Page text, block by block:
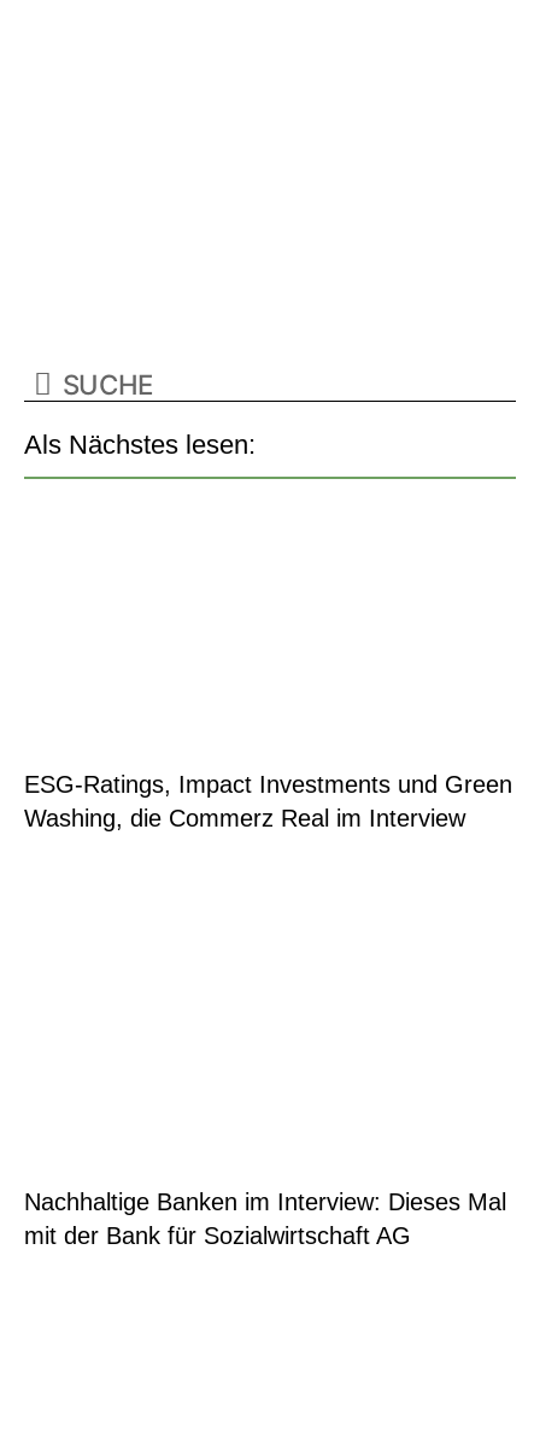
Als Nächstes lesen:
ESG-Ratings, Impact Investments und Green
Washing, die Commerz Real im Interview
Nachhaltige Banken im Interview: Dieses Mal
mit der Bank für Sozialwirtschaft AG